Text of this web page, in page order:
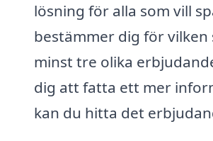
lösning för alla som vill
bestämmer dig för
minst tre olika
dig att fatta ett mer
kan du hitta det